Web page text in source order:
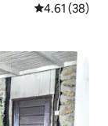
평점 4.61점
4.61 (38)